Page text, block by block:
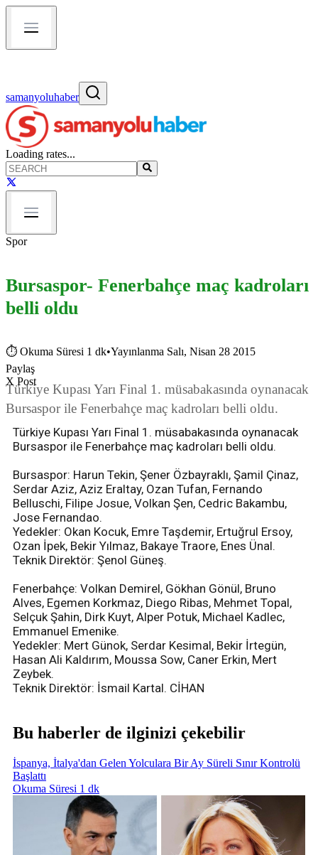
samanyoluhaber
Loading rates...
Spor
Bursaspor- Fenerbahçe maç kadroları
belli oldu
⏱ Okuma Süresi 1 dk•Yayınlanma Salı, Nisan 28 2015
Paylaş
X Post
Türkiye Kupası Yarı Final 1. müsabakasında oynanacak
Bursaspor ile Fenerbahçe maç kadroları belli oldu.
Türkiye Kupası Yarı Final 1. müsabakasında oynanacak
Bursaspor ile Fenerbahçe maç kadroları belli oldu.
Bursaspor: Harun Tekin, Şener Özbayraklı, Şamil Çinaz,
Serdar Aziz, Aziz Eraltay, Ozan Tufan, Fernando
Belluschi, Filipe Josue, Volkan Şen, Cedric Bakambu,
Jose Fernandao.
Yedekler: Okan Kocuk, Emre Taşdemir, Ertuğrul Ersoy,
Ozan İpek, Bekir Yılmaz, Bakaye Traore, Enes Ünal.
Teknik Direktör: Şenol Güneş.
Fenerbahçe: Volkan Demirel, Gökhan Gönül, Bruno
Alves, Egemen Korkmaz, Diego Ribas, Mehmet Topal,
Selçuk Şahin, Dirk Kuyt, Alper Potuk, Michael Kadlec,
Emmanuel Emenike.
Yedekler: Mert Günok, Serdar Kesimal, Bekir İrtegün,
Hasan Ali Kaldırım, Moussa Sow, Caner Erkin, Mert
Zeybek.
Teknik Direktör: İsmail Kartal. CİHAN
Bu haberler de ilginizi çekebilir
İspanya, İtalya'dan Gelen Yolculara Bir Ay Süreli Sınır Kontrolü
Başlattı
Okuma Süresi 1 dk